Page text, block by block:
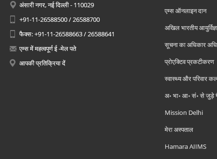
अंसारी नगर, नई दिल्ली - 110029
+91-11-26588500 / 26588700
फैक्स: +91-11-26588663 / 26588641
एम्स में महत्वपूर्ण ई -मेल पते
आपकी प्रतिक्रिया दें
एम्स ऑनलाइन दान
अखिल भारतीय
सूचना का अधिकार
प्रोएक्टिव प्रकटीकरण
स्वास्थ्य और परिवार
अ॰ भा॰ आ॰ सं॰ से जुड़े
Mission Delhi
मेरा अस्पताल
Hamara AIIMS